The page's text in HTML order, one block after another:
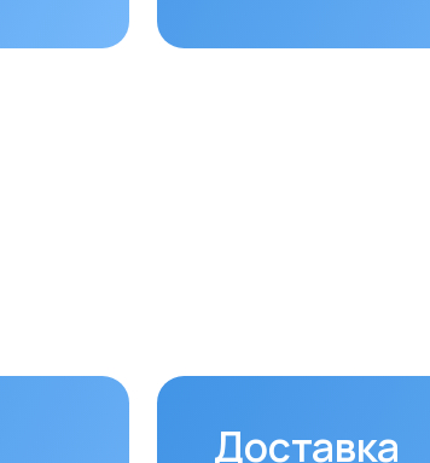
(понедельник — пятница). Срок
часов с момента оплаты заказа.